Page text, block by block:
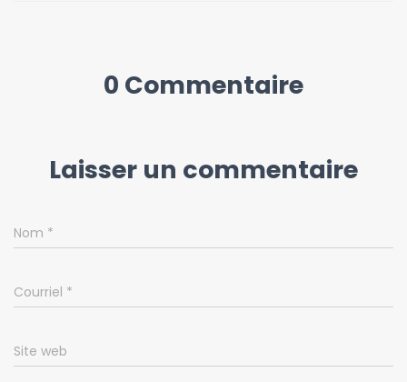
0 Commentaire
Laisser un commentaire
Nom *
Courriel *
Site web